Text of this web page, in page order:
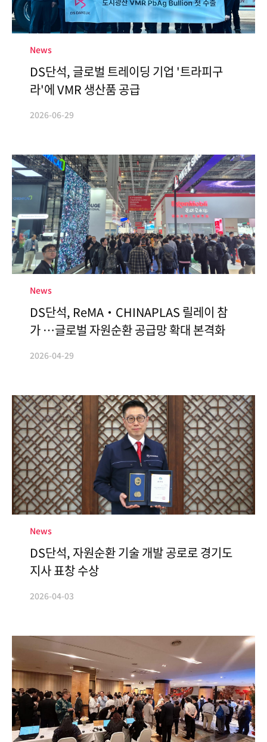
CONTACT
News
DS단석, 글로벌 트레이딩 기업 '트라피구
라'에 VMR 생산품 공급
2026-06-29
News
DS단석, ReMA·CHINAPLAS 릴레이 참
가 …글로벌 자원순환 공급망 확대 본격화
2026-04-29
News
DS단석, 자원순환 기술 개발 공로로 경기도
지사 표창 수상
2026-04-03